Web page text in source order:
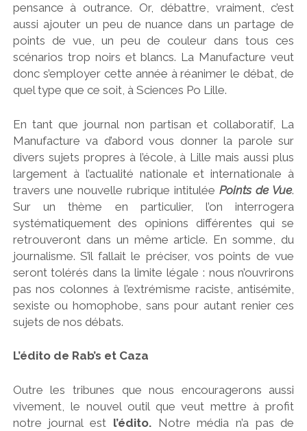
pensance à outrance. Or, débattre, vraiment, c’est
aussi ajouter un peu de nuance dans un partage de
points de vue, un peu de couleur dans tous ces
scénarios trop noirs et blancs. La Manufacture veut
donc s’employer cette année à réanimer le débat, de
quel type que ce soit, à Sciences Po Lille.
En tant que journal non partisan et collaboratif, La
Manufacture va d’abord vous donner la parole sur
divers sujets propres à l’école, à Lille mais aussi plus
largement à l’actualité nationale et internationale à
travers une nouvelle rubrique intituléePoints de Vue.
Sur un thème en particulier, l’on interrogera
systématiquement des opinions différentes qui se
retrouveront dans un même article. En somme, du
journalisme. S’il fallait le préciser, vos points de vue
seront tolérés dans la limite légale : nous n’ouvrirons
pas nos colonnes à l’extrémisme raciste, antisémite,
sexiste ou homophobe, sans pour autant renier ces
sujets de nos débats.
L’édito de Rab’s et Caza
Outre les tribunes que nous encouragerons aussi
vivement, le nouvel outil que veut mettre à profit
notre journal est l’édito.Notre média n’a pas de